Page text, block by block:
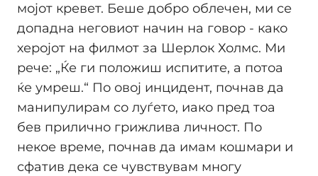
мојот кревет. Беше добро облечен, ми се
допадна неговиот начин на говор - како
херојот на филмот за Шерлок Холмс. Ми
рече: „Ќе ги положиш испитите, а потоа
ќе умреш.“ По овој инцидент, почнав да
манипулирам со луѓето, иако пред тоа
бев прилично грижлива личност. По
некое време, почнав да имам кошмари и
сфатив дека се чувствувам многу